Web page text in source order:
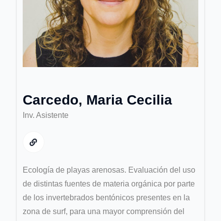
Carcedo, Maria Cecilia
Inv. Asistente
Ecología de playas arenosas. Evaluación del uso
de distintas fuentes de materia orgánica por parte
de los invertebrados bentónicos presentes en la
zona de surf, para una mayor comprensión del